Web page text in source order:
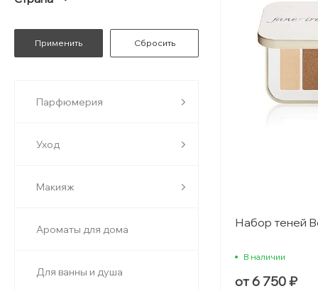
Парфюмерия
Уход
Макияж
Ароматы для дома
Для ванны и душа
Набор теней
В наличии
от 6 750 ₽